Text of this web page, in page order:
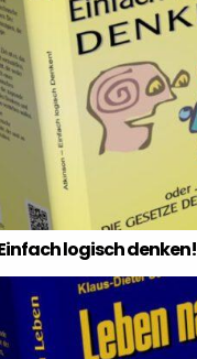
logisch denken!